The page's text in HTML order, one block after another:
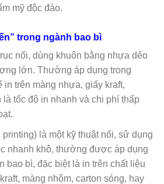
mỹ độc đáo.
trong ngành bao bì
nổi, dùng khuôn bằng nhựa dẻo
lớn. Thường áp dụng trong
in trên màng nhựa, giấy kraft,
tốc độ in nhanh và chi phí thấp
printing) là một kỹ thuật nổi, sử dụng
nhanh khô, thường được áp dụng
bao bì, đặc biệt là in trên chất liệu
màng nhôm, carton sóng, hay